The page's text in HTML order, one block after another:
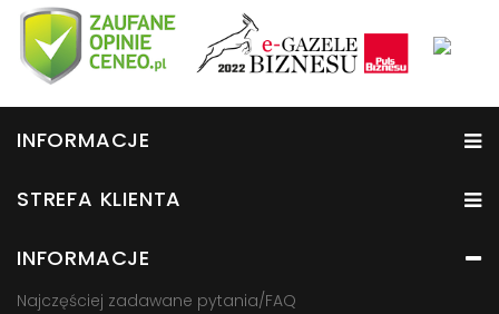
INFORMACJE
STREFA KLIENTA
INFORMACJE
Najczęściej zadawane pytania/FAQ